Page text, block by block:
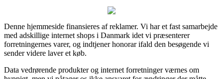
Denne hjemmeside finansieres af reklamer. Vi har et fast samarbejde
med adskillige internet shops i Danmark idet vi præsenterer
forretningernes varer, og indtjener honorar ifald den besøgende vi
sender videre laver et køb.
Data vedrørende produkter og internet forretninger værnes om